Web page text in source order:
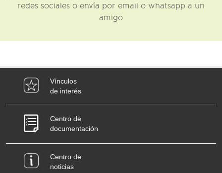
redes sociales o envía por email o whatsapp a un
amigo
Vínculos
de interés
Centro de
documentación
Centro de
noticias